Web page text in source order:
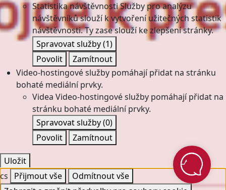
Statistika návštěvnostiSlužby pro analýzu
návštěvníků slouží k vytvoření užitečných statistik
návštěvnosti. Ty zase slouží ke zlepšení stránky.
Spravovat služby(1)
Povolit
Zamítnout
Video-hostingové služby pomáhají přidat na stránku
bohaté mediální prvky.
Videa Video-hostingové služby pomáhají přidat na
stránku bohaté mediální prvky.
Spravovat služby(0)
Povolit
Zamítnout
Uložit
cs
Přijmout vše
Odmítnout vše